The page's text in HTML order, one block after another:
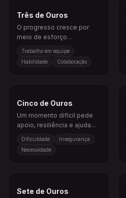
Três de Ouros
O progresso cresce por
meio de esforço
planejamento e habilidade
prática.
Trabalho em equipe
Habilidade
Colaboração
Cinco de Ouros
Um momento difícil pede
apoio, resiliência e ajuda
Dificuldade
Insegurança
Necessidade
Sete de Ouros